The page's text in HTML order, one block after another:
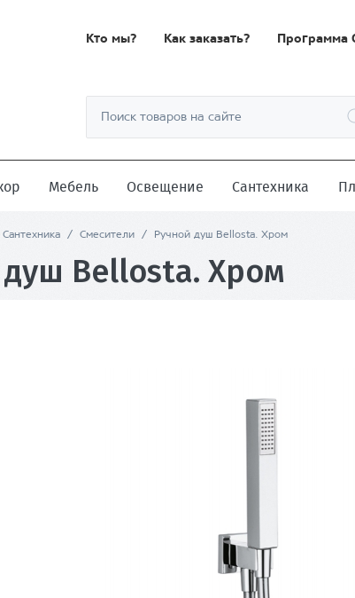
Кто мы? Как заказать? Программа
Мебель Освещение Сантехника
Сантехника / Смесители / Ручной душ Bellosta. Хром
Bellosta. Хром